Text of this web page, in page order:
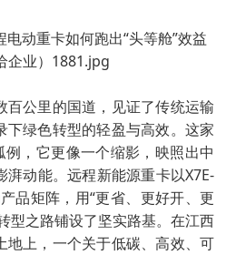
百公里的国道，见证了传统运输
下绿色转型的轻盈与高效。这家
例，它更像一个缩影，映照出中
动能。远程新能源重卡以X7E-
品矩阵，用“更省、更好开、更
型之路铺设了坚实路基。在江西
地上，一个关于低碳、高效、可